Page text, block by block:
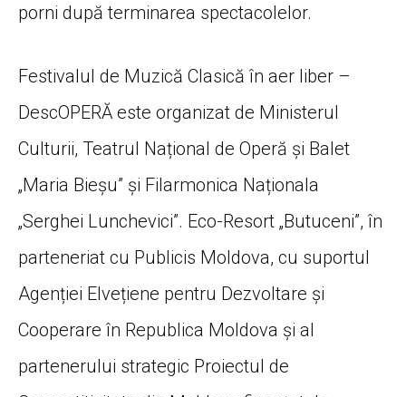
porni după terminarea spectacolelor.
Festivalul de Muzică Clasică în aer liber –
DescOPERĂ este organizat de Ministerul
Culturii, Teatrul Național de Operă și Balet
„Maria Bieșu” și Filarmonica Naționala
„Serghei Lunchevici”. Eco-Resort „Butuceni”, în
parteneriat cu Publicis Moldova, cu suportul
Agenției Elvețiene pentru Dezvoltare și
Cooperare în Republica Moldova și al
partenerului strategic Proiectul de